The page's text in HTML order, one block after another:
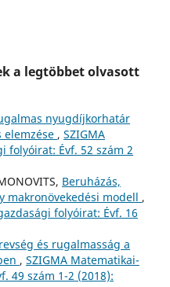
a legtöbbet olvasott
nyugdíjkorhatár
elemzése , SZIGMA
folyóirat: Évf. 52 szám 2
Beruházás,
makronövekedési modell ,
folyóirat: Évf. 16
és rugalmasság a
, SZIGMA Matematikai-
49 szám 1-2 (2018):